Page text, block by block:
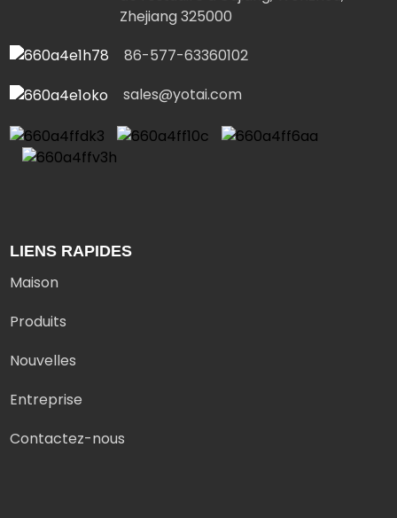
Zhejiang 325000
86-577-63360102
sales@yotai.com
LIENS RAPIDES
Maison
Produits
Nouvelles
Entreprise
Contactez-nous